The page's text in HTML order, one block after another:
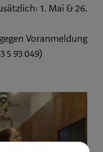
1. Mai & 26.
Voranmeldung
5 93 049)